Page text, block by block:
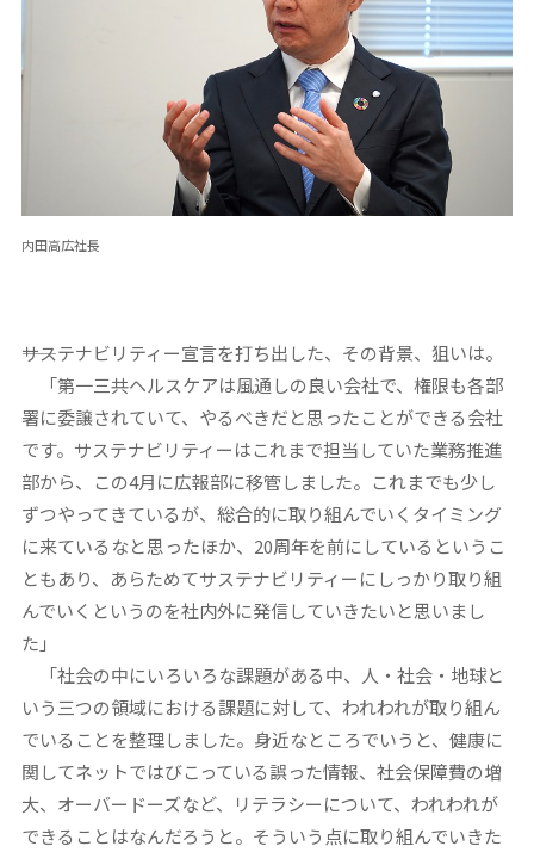
内田高広社長
――サステナビリティー宣言を打ち出した、その背景、狙いは。
「第一三共ヘルスケアは風通しの良い会社で、権限も各部
署に委譲されていて、やるべきだと思ったことができる会社
です。サステナビリティーはこれまで担当していた業務推進
部から、この4月に広報部に移管しました。これまでも少し
ずつやってきているが、総合的に取り組んでいくタイミング
に来ているなと思ったほか、20周年を前にしているというこ
ともあり、あらためてサステナビリティーにしっかり取り組
んでいくというのを社内外に発信していきたいと思いまし
た」
「社会の中にいろいろな課題がある中、人・社会・地球と
いう三つの領域における課題に対して、われわれが取り組ん
でいることを整理しました。身近なところでいうと、健康に
関してネットではびこっている誤った情報、社会保障費の増
大、オーバードーズなど、リテラシーについて、われわれが
できることはなんだろうと。そういう点に取り組んでいきた